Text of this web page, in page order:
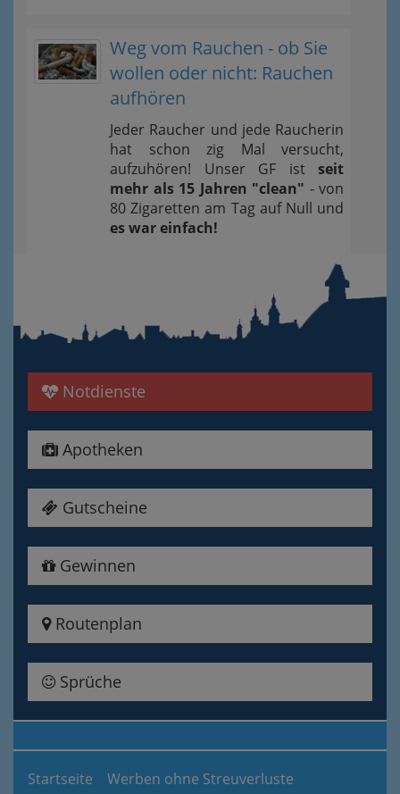
Weg vom Rauchen - ob Sie
wollen oder nicht: Rauchen
aufhören
Jeder Raucher und jede Raucherin
hat schon zig Mal versucht,
aufzuhören! Unser GF ist seit
mehr als 15 Jahren "clean" - von
80 Zigaretten am Tag auf Null und
es war einfach!
Notdienste
Apotheken
Gutscheine
Gewinnen
Routenplan
Sprüche
Startseite Werben ohne Streuverluste